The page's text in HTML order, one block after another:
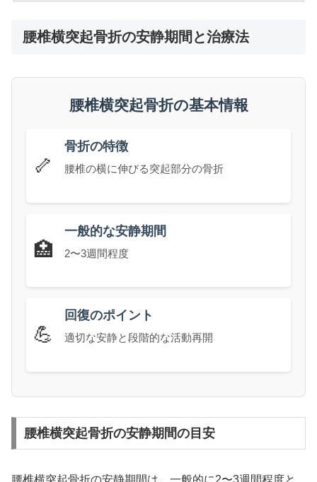
腰椎横突起骨折の安静期間と治療法
腰椎横突起骨折の基本情報
🦴
骨折の特徴
腰椎の横に伸びる突起部分の骨折
🏥
一般的な安静期間
2〜3週間程度
💪
回復のポイント
適切な安静と段階的な活動再開
腰椎横突起骨折の安静期間の目安
腰椎横突起骨折の安静期間は、一般的に2〜3週間程度と